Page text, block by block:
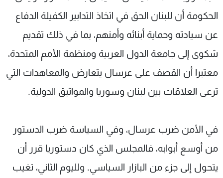
الحكومة أن للبنان الحق في اتخاذ التدابير الكفيلة الدفاع
عن سيادته وحماية أبنائه وأمنهم، بما في ذلك تقديم
شكوى إلى جامعة الدول العربية ومنظمة الأمم المتحدة،
معتبرا أن القصف على عرسال يتعارض والمعاهدات التي
ترعى العلاقات بين لبنان وسوريا والمواثيق الدولية.
في الأمن ضرب عرسال، وفي السياسة ضرب الدستور
من أوسع أبوابه، فالمجلس الذي كان دستوريا قرر أن
يتحول إلى جزء من البازار السياسي. ولليوم الثاني، تغيب